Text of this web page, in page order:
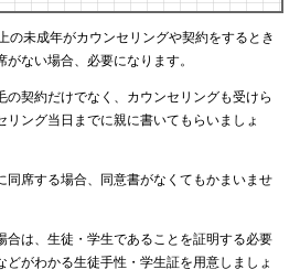
の未成年がカウンセリングや契約をするとき
ない場合、必要になります。
の契約だけでなく、カウンセリングも受けら
ング当日までに親に書いてもらいましょ
同席する場合、同意書がなくてもかまいませ
合は、生徒・学生であることを証明する必要
がわかる生徒手性・学生証を用意しましょ